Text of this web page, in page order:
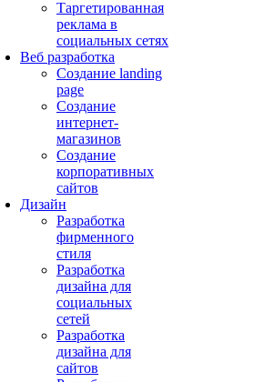
Таргетированная
реклама в
социальных сетях
Веб разработка
Создание landing
page
Создание
интернет-
магазинов
Создание
корпоративных
сайтов
Дизайн
Разработка
фирменного
стиля
Разработка
дизайна для
социальных
сетей
Разработка
дизайна для
сайтов